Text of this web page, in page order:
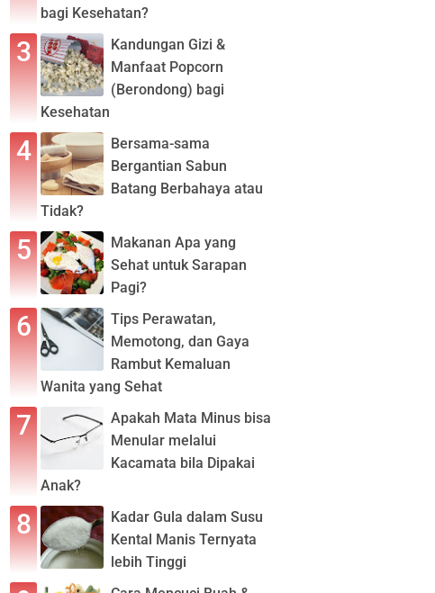
bagi Kesehatan?
Kandungan Gizi &
Manfaat Popcorn
(Berondong) bagi
Kesehatan
Bersama-sama
Bergantian Sabun
Batang Berbahaya atau
Tidak?
Makanan Apa yang
Sehat untuk Sarapan
Pagi?
Tips Perawatan,
Memotong, dan Gaya
Rambut Kemaluan
Wanita yang Sehat
Apakah Mata Minus bisa
Menular melalui
Kacamata bila Dipakai
Anak?
Kadar Gula dalam Susu
Kental Manis Ternyata
lebih Tinggi